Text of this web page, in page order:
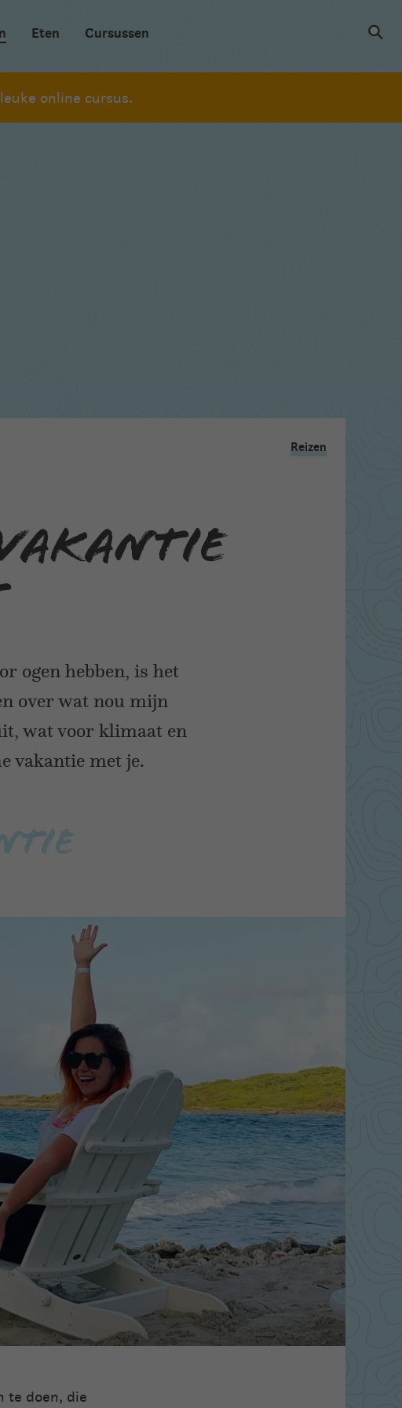
Eten Cursussen
online cursus.
Reizen
ogen hebben, is het
over wat nou mijn
wat voor klimaat en
vakantie met je.
te doen, die